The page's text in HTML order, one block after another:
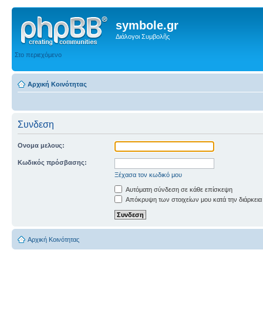
symbole.gr
Διάλογοι Συμβολῆς
Στο περιεχόμενο
Αρχική Κοινότητας
Συνδεση
Ονομα μελους:
Κωδικός πρόσβασης:
Ξέχασα τον κωδικό μου
Αυτόματη σύνδεση σε κάθε επίσκεψη
Απόκρυψη των στοιχείων μου κατά την
Αρχική Κοινότητας